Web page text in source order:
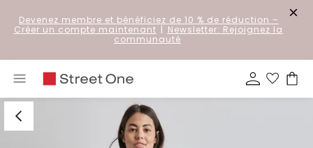
Devenez membre et bénéficiez de 10 % de réduction –
Créer un compte maintenant | Newsletter: Rejoignez la
communauté